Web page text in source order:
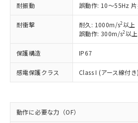
耐振動 誤動作: 10～55Hz
耐衝撃 耐久: 1000m/s2以上
誤動作: 300m/s2以上
保護構造 IP67
感電保護クラス Class I (アース線付き)
動作に必要な力（OF）
(税抜)を提供させてい
当社制御機器事業取扱
本サービスの対象外と
ことをご了承ください。
在庫状況および標準価
記載している更新日時点
タに基づき作成される
準価格とは異なる場合
了承ください。
非該当品：ライセンス料など
害物質有無と関係のない商品
仕入先様の事情により、非含
いたものが、含有品と判明
むを得ず変更することがあり
*EU RoHS指令（10物質）：
類(PBB) 1000ppm以下、ポリ臭化ジフ
(PBDE) 1000ppm以下、フタル酸ビス
「○」：最大均質材料含有率
基準値以下であることを示し
「×」：最大均質材料含有率
基準値を超えていることを示
「－」：未確認です。当社販
い合わせください。
ム) : 100ppm、
Cr(Ⅵ)(六価クロム) : 1000ppm、 PBBs(
ニル類) : 1000ppm、 PBDEs(ポリ臭化
当社は、これら貴社製
（以下｢規制貨物等」と
または国外への提供す
可)を取得するなどの必
とります。
記
説明
○ 一定数以上の在庫あ